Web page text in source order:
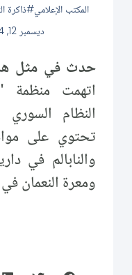
المكتب الإعلامي ذاكرة
ديسمبر 12, 2024
حدث في مثل هذا
اتهمت
النظام
تحتوي على
والنابالم في
ومعرة النعمان